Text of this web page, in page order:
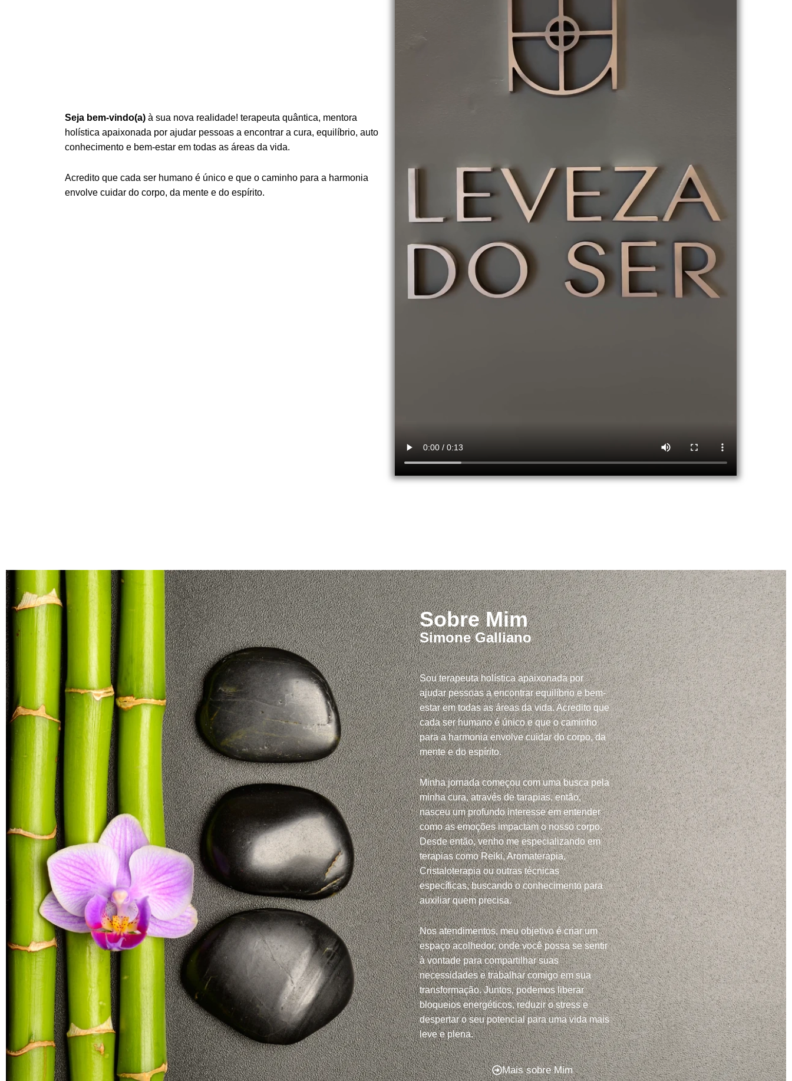
Seja bem-vindo(a) à sua nova realidade! terapeuta quântica, mentora
holística apaixonada por ajudar pessoas a encontrar a cura, equilíbrio, auto
conhecimento e bem-estar em todas as áreas da vida.
Acredito que cada ser humano é único e que o caminho para a harmonia
envolve cuidar do corpo, da mente e do espírito.
Sobre Mim
Simone Galliano
Sou terapeuta holística apaixonada por
ajudar pessoas a encontrar equilíbrio e bem-
estar em todas as áreas da vida. Acredito que
cada ser humano é único e que o caminho
para a harmonia envolve cuidar do corpo, da
mente e do espírito.
Minha jornada começou com uma busca pela
minha cura, através de tarapias, então,
nasceu um profundo interesse em entender
como as emoções impactam o nosso corpo.
Desde então, venho me especializando em
terapias como Reiki, Aromaterapia,
Cristaloterapia ou outras técnicas
específicas, buscando o conhecimento para
auxiliar quem precisa.
Nos atendimentos, meu objetivo é criar um
espaço acolhedor, onde você possa se sentir
à vontade para compartilhar suas
necessidades e trabalhar comigo em sua
transformação. Juntos, podemos liberar
bloqueios energéticos, reduzir o stress e
despertar o seu potencial para uma vida mais
leve e plena.
Mais sobre Mim